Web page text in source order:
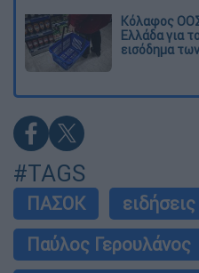
Κόλαφος
Ελλάδα για
εισόδημα
#TAGS
ΠΑΣΟΚ
Παύλος Γερουλάνος